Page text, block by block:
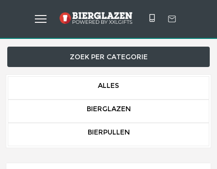
ZOEK PER CATEGORIE
ALLES
BIERGLAZEN
BIERPULLEN